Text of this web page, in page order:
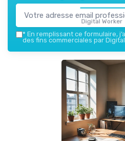
Digital Worker
* En remplissant ce formulaire,
des fins commerciales par